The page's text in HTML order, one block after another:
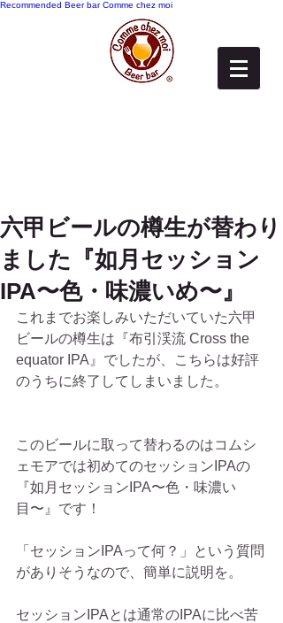
Recommended Beer bar Comme chez moi
六甲ビールの樽生が替わり
ました『如月セッション
IPA〜色・味濃いめ〜』
これまでお楽しみいただいていた六甲
ビールの樽生は『布引渓流 Cross the
equator IPA』でしたが、こちらは好評
のうちに終了してしまいました。
このビールに取って替わるのはコムシ
ェモアでは初めてのセッションIPAの
『如月セッションIPA〜色・味濃い
目〜』です！
「セッションIPAって何？」という質問
がありそうなので、簡単に説明を。
セッションIPAとは通常のIPAに比べ苦